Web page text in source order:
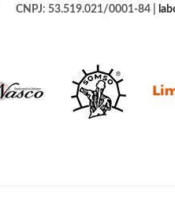
CNPJ: 53.519.021/0001-84 |